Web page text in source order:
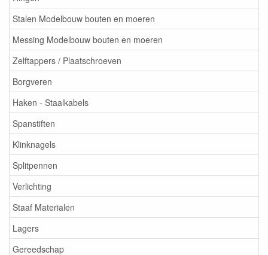
Stalen Modelbouw bouten en moeren
Messing Modelbouw bouten en moeren
Zelftappers / Plaatschroeven
Borgveren
Haken - Staalkabels
Spanstiften
Klinknagels
Splitpennen
Verlichting
Staaf Materialen
Lagers
Gereedschap